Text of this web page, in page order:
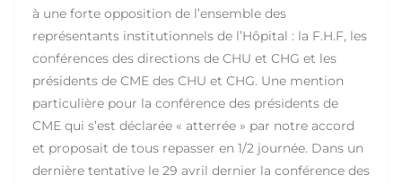
à une forte opposition de l’ensemble des
représentants institutionnels de l’Hôpital : la F.H.F, les
conférences des directions de CHU et CHG et les
présidents de CME des CHU et CHG. Une mention
particulière pour la conférence des présidents de
CME qui s’est déclarée « atterrée » par notre accord
et proposait de tous repasser en 1/2 journée. Dans un
dernière tentative le 29 avril dernier la conférence des